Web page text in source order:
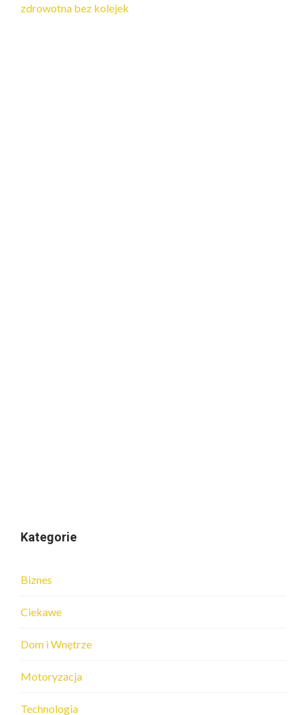
zdrowotna bez kolejek
Kategorie
Biznes
Ciekawe
Dom i Wnętrze
Motoryzacja
Technologia